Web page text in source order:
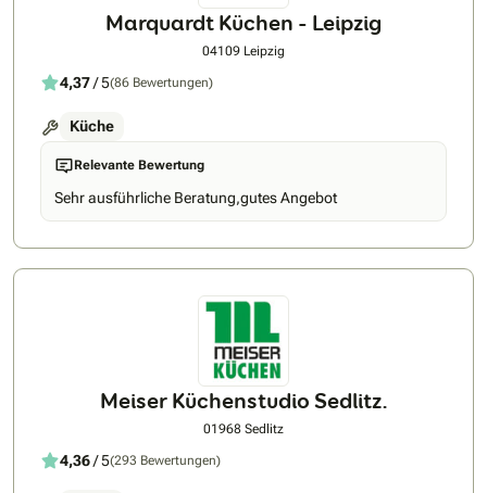
Marquardt Küchen - Leipzig
04109 Leipzig
4,37/ 5(86 Bewertungen)
Küche
Relevante Bewertung
Sehr ausführliche Beratung,gutes Angebot
Meiser Küchenstudio Sedlitz.
01968 Sedlitz
4,36/ 5(293 Bewertungen)